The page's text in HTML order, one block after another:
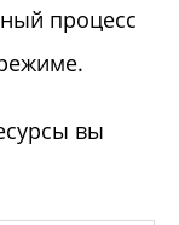
процесс
вы